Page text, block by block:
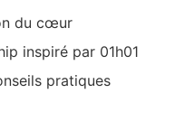
du cœur
inspiré par 01h01
pratiques